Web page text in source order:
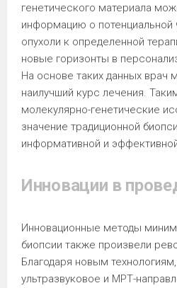
генетического материала
информацию о потенциальной
опухоли к определенной
новые горизонты в
На основе таких данных врач
наилучший курс лечения.
молекулярно-генетические
значение традиционной
информативной и
Инновации в
Инновационные методы
биопсии также произвели
Благодаря новым
ультразвуковое и МРТ-